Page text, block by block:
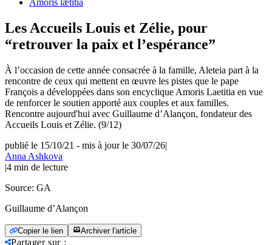
Amoris lætitia
Les Accueils Louis et Zélie, pour
“retrouver la paix et l’espérance”
À l’occasion de cette année consacrée à la famille, Aleteia part à la
rencontre de ceux qui mettent en œuvre les pistes que le pape
François a développées dans son encyclique Amoris Laetitia en vue
de renforcer le soutien apporté aux couples et aux familles.
Rencontre aujourd'hui avec Guillaume d’Alançon, fondateur des
Accueils Louis et Zélie. (9/12)
publié le 15/10/21 - mis à jour le 30/07/26|
Anna Ashkova
|4 min de lecture
Source: GA
Guillaume d’Alançon
Copier le lien Archiver l'article
Partager sur: